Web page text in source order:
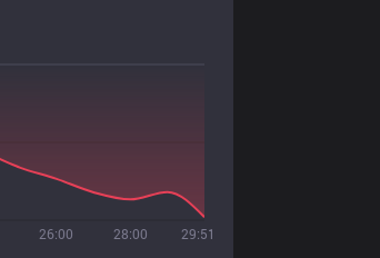
26:00 28:00 29:51